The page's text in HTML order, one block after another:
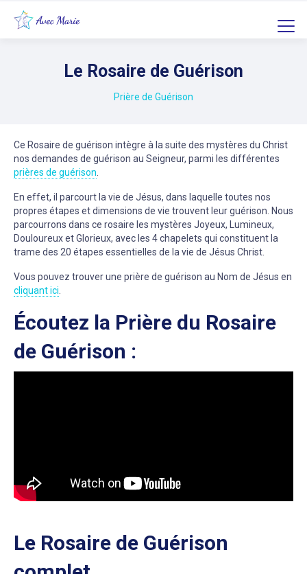
Le Rosaire de Guérison
Prière de Guérison
Ce Rosaire de guérison intègre à la suite des mystères du Christ
nos demandes de guérison au Seigneur, parmi les différentes
prières de guérison
En effet, il parcourt la vie de Jésus, dans laquelle toutes nos
propres étapes et dimensions de vie trouvent leur guérison. Nous
parcourrons dans ce rosaire les mystères Joyeux, Lumineux,
Douloureux et Glorieux, avec les 4 chapelets qui constituent la
trame des 20 étapes essentielles de la vie de Jésus Christ.
Vous pouvez trouver une prière de guérison au Nom de Jésus en
cliquant ici
Écoutez la Prière du Rosaire
de Guérison :
Le Rosaire de Guérison